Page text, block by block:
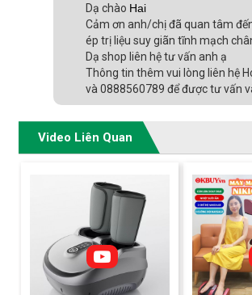
Dạ chào Hai
Cảm ơn anh/chị đã quan tâm
ép trị liệu suy giãn tĩnh mạch
Dạ shop liên hệ tư vấn anh ạ
Thông tin thêm vui lòng liên hệ
và 0888560789 để được tư vấn
Video Liên Quan